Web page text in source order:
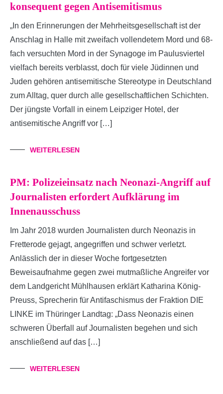
konsequent gegen Antisemitismus
„In den Erinnerungen der Mehrheitsgesellschaft ist der
Anschlag in Halle mit zweifach vollendetem Mord und 68-
fach versuchten Mord in der Synagoge im Paulusviertel
vielfach bereits verblasst, doch für viele Jüdinnen und
Juden gehören antisemitische Stereotype in Deutschland
zum Alltag, quer durch alle gesellschaftlichen Schichten.
Der jüngste Vorfall in einem Leipziger Hotel, der
antisemitische Angriff vor […]
WEITERLESEN
PM: Polizeieinsatz nach Neonazi-Angriff auf
Journalisten erfordert Aufklärung im
Innenausschuss
Im Jahr 2018 wurden Journalisten durch Neonazis in
Fretterode gejagt, angegriffen und schwer verletzt.
Anlässlich der in dieser Woche fortgesetzten
Beweisaufnahme gegen zwei mutmaßliche Angreifer vor
dem Landgericht Mühlhausen erklärt Katharina König-
Preuss, Sprecherin für Antifaschismus der Fraktion DIE
LINKE im Thüringer Landtag: „Dass Neonazis einen
schweren Überfall auf Journalisten begehen und sich
anschließend auf das […]
WEITERLESEN